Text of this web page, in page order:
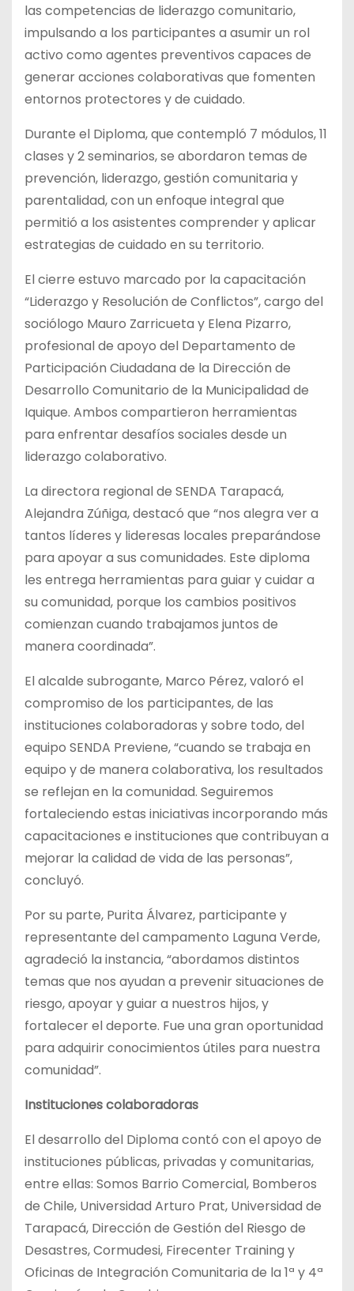
las competencias de liderazgo comunitario,
impulsando a los participantes a asumir un rol
activo como agentes preventivos capaces de
generar acciones colaborativas que fomenten
entornos protectores y de cuidado.
Durante el Diploma, que contempló 7 módulos, 11
clases y 2 seminarios, se abordaron temas de
prevención, liderazgo, gestión comunitaria y
parentalidad, con un enfoque integral que
permitió a los asistentes comprender y aplicar
estrategias de cuidado en su territorio.
El cierre estuvo marcado por la capacitación
“Liderazgo y Resolución de Conflictos”, cargo del
sociólogo Mauro Zarricueta y Elena Pizarro,
profesional de apoyo del Departamento de
Participación Ciudadana de la Dirección de
Desarrollo Comunitario de la Municipalidad de
Iquique. Ambos compartieron herramientas
para enfrentar desafíos sociales desde un
liderazgo colaborativo.
La directora regional de SENDA Tarapacá,
Alejandra Zúñiga, destacó que “nos alegra ver a
tantos líderes y lideresas locales preparándose
para apoyar a sus comunidades. Este diploma
les entrega herramientas para guiar y cuidar a
su comunidad, porque los cambios positivos
comienzan cuando trabajamos juntos de
manera coordinada”.
El alcalde subrogante, Marco Pérez, valoró el
compromiso de los participantes, de las
instituciones colaboradoras y sobre todo, del
equipo SENDA Previene, “cuando se trabaja en
equipo y de manera colaborativa, los resultados
se reflejan en la comunidad. Seguiremos
fortaleciendo estas iniciativas incorporando más
capacitaciones e instituciones que contribuyan a
mejorar la calidad de vida de las personas”,
concluyó.
Por su parte, Purita Álvarez, participante y
representante del campamento Laguna Verde,
agradeció la instancia, “abordamos distintos
temas que nos ayudan a prevenir situaciones de
riesgo, apoyar y guiar a nuestros hijos, y
fortalecer el deporte. Fue una gran oportunidad
para adquirir conocimientos útiles para nuestra
comunidad”.
Instituciones colaboradoras
El desarrollo del Diploma contó con el apoyo de
instituciones públicas, privadas y comunitarias,
entre ellas: Somos Barrio Comercial, Bomberos
de Chile, Universidad Arturo Prat, Universidad de
Tarapacá, Dirección de Gestión del Riesgo de
Desastres, Cormudesi, Firecenter Training y
Oficinas de Integración Comunitaria de la 1ª y 4ª